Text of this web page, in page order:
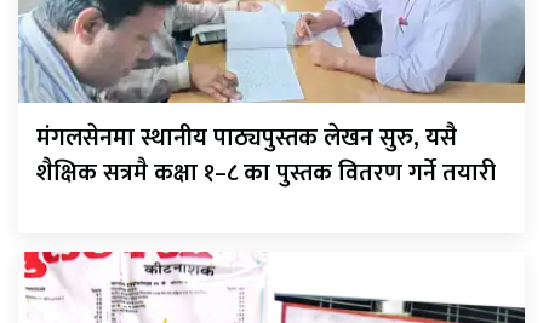
मंगलसेनमा स्थानीय पाठ्यपुस्तक लेखन सुरु, यसै
शैक्षिक सत्रमै कक्षा १–८ का पुस्तक वितरण गर्ने तयारी